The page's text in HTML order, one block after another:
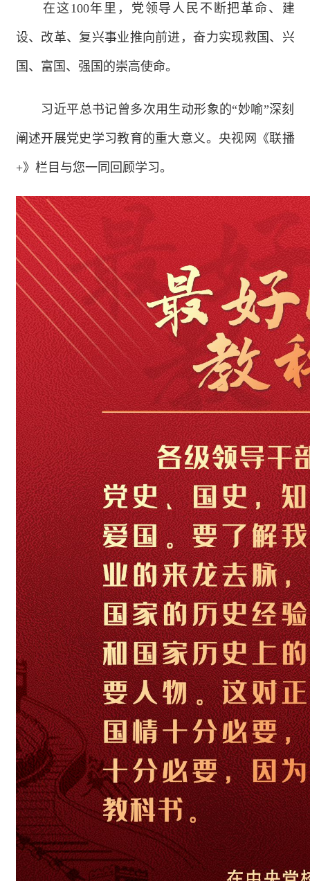
在这100年里，党领导人民不断把革命、建
设、改革、复兴事业推向前进，奋力实现救国、兴
国、富国、强国的崇高使命。
习近平总书记曾多次用生动形象的“妙喻”深刻
阐述开展党史学习教育的重大意义。央视网《联播
+》栏目与您一同回顾学习。